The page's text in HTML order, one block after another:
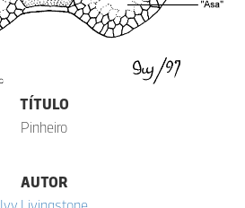
TÍTULO
Pinheiro
AUTOR